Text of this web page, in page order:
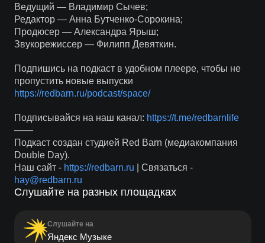
Ведущий — Владимир Сычев;
Редактор — Анна Бутченко-Сорокина;
Продюсер — Александра Ярыш;
Звукорежиссер — Филипп Девяткин.
Подпишись на подкаст в удобном плеере, чтобы не
пропустить новые выпуски
https://redbarn.ru/podcast/space/
Подписывайся на наш канал: https://t.me/redbarnlife
——
Подкаст создан студией Red Barn (медиакомпания
Double Day).
Наш сайт - https://redbarn.ru | Связаться -
hay@redbarn.ru
Слушайте на разных площадках
Слушайте на
Яндекс Музыке